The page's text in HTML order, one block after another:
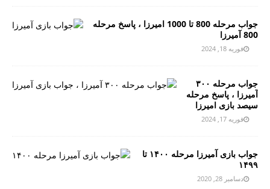
جواب مرحله 800 تا 1000 امیرزا ، پاسخ مرحله
800 آمیرزا
فوریه 18, 2024
جواب مرحله ۳۰۰
آمیرزا ، پاسخ مرحله
سیصد بازی امیرزا
فوریه 17, 2024
جواب بازی آمیرزا مرحله ۱۴۰۰ تا
۱۴۹۹
دسامبر 28, 2020